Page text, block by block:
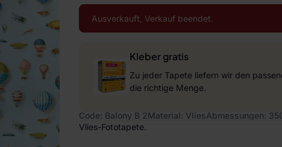
Ausverkauft, Verkauf beendet.
Kleber gratis
Zu jeder Tapete liefern wir den
die richtige Menge.
Code: Balony B 2Material: VliesAbmessungen:
Vlies-Fototapete.